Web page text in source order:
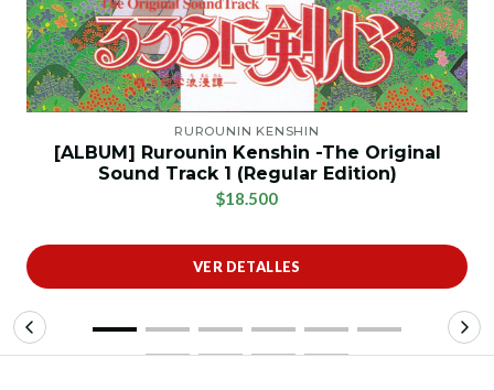
RUROUNIN KENSHIN
[ALBUM] Rurounin Kenshin -The Original
Sound Track 1 (Regular Edition)
$18.500
VER DETALLES